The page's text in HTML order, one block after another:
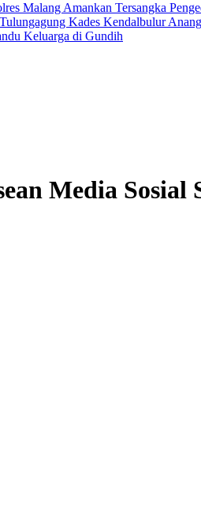
Malang Amankan Tersangka
Kades Kendalbulur
Keluarga di Gundih
Media